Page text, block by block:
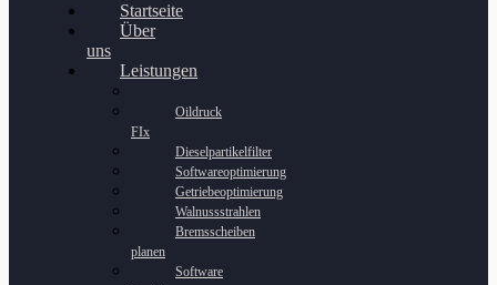
Startseite
Über
uns
Leistungen
Oildruck
FIx
Dieselpartikelfilter
Softwareoptimierung
Getriebeoptimierung
Walnussstrahlen
Bremsscheiben
planen
Software